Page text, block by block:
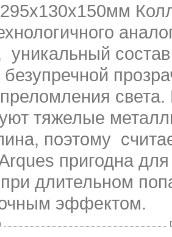
уникальный
тяжелые
поэтому
пригодна
длительном
эффектом.